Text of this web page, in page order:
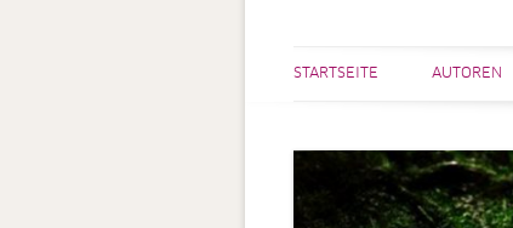
STARTSEITE AUTOREN